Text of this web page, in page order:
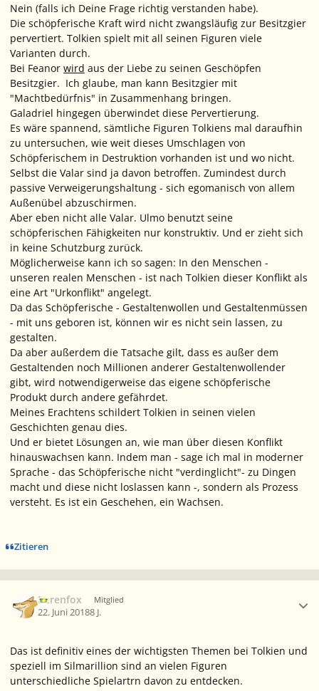
Nein (falls ich Deine Frage richtig verstanden habe).
Die schöpferische Kraft wird nicht zwangsläufig zur Besitzgier
pervertiert. Tolkien spielt mit all seinen Figuren viele
Varianten durch.
Bei Feanor wird aus der Liebe zu seinen Geschöpfen
Besitzgier. Ich glaube, man kann Besitzgier mit
"Machtbedürfnis" in Zusammenhang bringen.
Galadriel hingegen überwindet diese Pervertierung.
Es wäre spannend, sämtliche Figuren Tolkiens mal daraufhin
zu untersuchen, wie weit dieses Umschlagen von
Schöpferischem in Destruktion vorhanden ist und wo nicht.
Selbst die Valar sind ja davon betroffen. Zumindest durch
passive Verweigerungshaltung - sich egomanisch von allem
Außenübel abzuschirmen.
Aber eben nicht alle Valar. Ulmo benutzt seine
schöpferischen Fähigkeiten nur konstruktiv. Und er zieht sich
in keine Schutzburg zurück.
Möglicherweise kann ich so sagen: In den Menschen -
unseren realen Menschen - ist nach Tolkien dieser Konflikt als
eine Art "Urkonflikt" angelegt.
Da das Schöpferische - Gestaltenwollen und Gestaltenmüssen
- mit uns geboren ist, können wir es nicht sein lassen, zu
gestalten.
Da aber außerdem die Tatsache gilt, dass es außer dem
Gestaltenden noch Millionen anderer Gestaltenwollender
gibt, wird notwendigerweise das eigene schöpferische
Produkt durch andere gefährdet.
Meines Erachtens schildert Tolkien in seinen vielen
Geschichten genau dies.
Und er bietet Lösungen an, wie man über diesen Konflikt
hinauswachsen kann. Indem man - sage ich mal in moderner
Sprache - das Schöpferische nicht "verdinglicht"- zu Dingen
macht und diese nicht loslassen kann -, sondern als Prozess
versteht. Es ist ein Geschehen, ein Wachsen.
Zitieren
Berenfox Mitglied
22. Juni 20188 J.
Das ist definitiv eines der wichtigsten Themen bei Tolkien und
speziell im Silmarillion sind an vielen Figuren
unterschiedliche Spielartrn davon zu entdecken.